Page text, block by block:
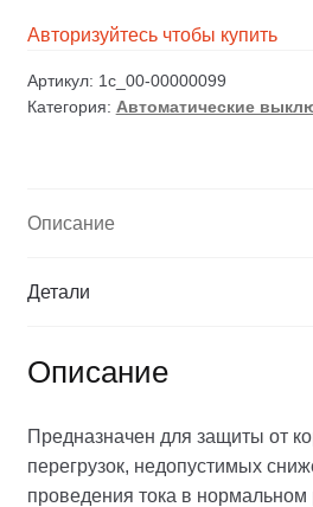
Авторизуйтесь чтобы купить
Артикул: 1c_00-00000099
Категория: Автоматические
Описание
Детали
Описание
Предназначен для защиты от
перегрузок, недопустимых
проведения тока в